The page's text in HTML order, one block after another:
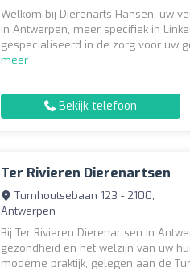
Welkom bij Dierenarts Hansen, uw
in Antwerpen, meer specifiek in
gespecialiseerd in de zorg voor uw
meer
Bekijk telefoon
Ter Rivieren Dierenartsen
Turnhoutsebaan 123 - 2100,
Antwerpen
Bij Ter Rivieren Dierenartsen in
gezondheid en het welzijn van uw
moderne praktijk, gelegen aan de